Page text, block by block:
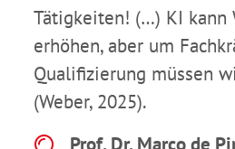
Tätigkeiten! (…) KI kann
erhöhen, aber um
Qualifizierung müssen
(Weber, 2025).